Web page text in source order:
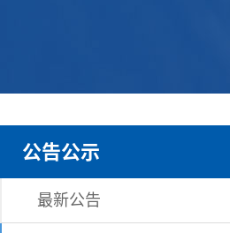
公告公示
最新公告